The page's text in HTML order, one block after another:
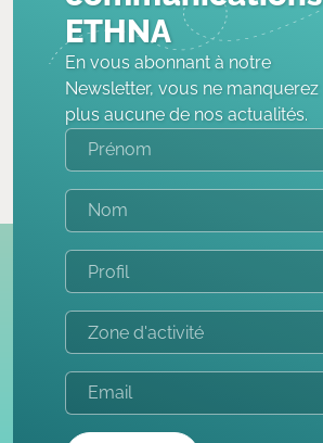
ETHNA
En vous abonnant à notre
Newsletter, vous ne manquerez
plus aucune de nos actualités.